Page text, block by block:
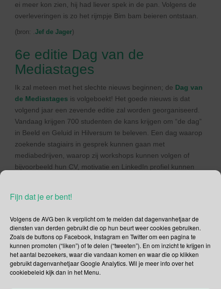
Fijn dat je er bent!
Volgens de AVG ben ik verplicht om te melden dat dagenvanhetjaar de
diensten van derden gebruikt die op hun beurt weer cookies gebruiken.
Zoals de buttons op Facebook, Instagram en Twitter om een pagina te
kunnen promoten (“liken”) of te delen (“tweeten”). En om inzicht te krijgen in
het aantal bezoekers, waar die vandaan komen en waar die op klikken
gebruikt dagenvanhetjaar Google Analytics. Wil je meer info over het
cookiebeleid kijk dan in het Menu.
ei meer kon zien, hij had liever spek in de pan. Volgens de
overleveringen is zo het rijmpje Bim bam beieren ontstaan.
(bron: .Jef de Jager)
6e editie Dag van de
Mediastages
Ik zal meteen met het slechte nieuws beginnen; de Dag van
de Mediastages is volgeboekt! Het goede nieuws is dat
volgend jaar een zevende editie zal worden georganiseerd.
Vandaag krijgen 700 studenten de kans krijgen om “de dag”
in Beeld en Geluid in Hilversum te beleven. Een dag waarop
zoekende stagiairs in gesprek kunnen gaan met
mediabedrijven, waarop zij workshops kunnen volgen of
bijvoorbeeld hun CV, motivatie en LinkedIn profiel kunnen
wilt zijn. Of volgend jaar.
Woningcorporatie Dag
Woningcorporatie Dag is een congresdag voor een
specifieke doelgroep, namelijk voor corporatiemedewerkers.
De Woningcorporatie Dag staat garant voor inspiratie, voor
kennisvergroting, en tijdens de lunch en na afloop tijdens de